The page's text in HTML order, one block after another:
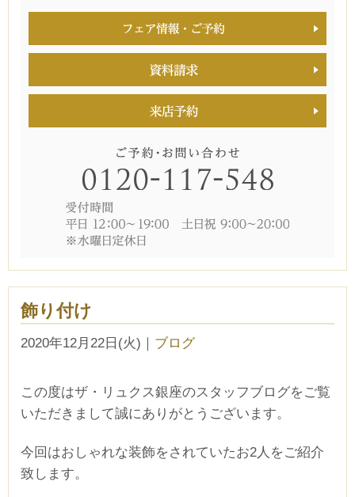
飾り付け
2020年12月22日(火) ｜ ブログ
この度はザ・リュクス銀座のスタッフブログをご覧
いただきまして誠にありがとうございます。
今回はおしゃれな装飾をされていたお2人をご紹介
致します。
■■■タイトル■■■
TEL.0120-117-548